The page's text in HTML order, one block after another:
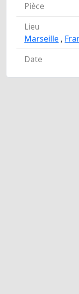
Pièce
Lieu
Marseille ,
Date